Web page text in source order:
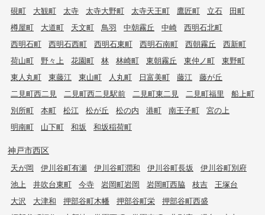
硯町
大観町 太寺 太寺大野町 太寺天王町 鷹匠町 立石
田町
樽屋町
大道町 天文町 鳥羽 中朝霧丘 中崎
西明石北町
西明石町
西明石西町 西明石東町 西明石南町 西朝霧丘
西新町
荷山町
野々上 花園町 林 林崎町 東朝霧丘 東仲ノ町
東野町
東人丸町
東藤江 東山町 人丸町 日富美町 藤江
藤が丘
二見町西二見
二見町西二見駅前 二見町東二見 二見町福里
船上町
別所町
本町 松江 松が丘 松の内 港町 南王子町
宮の上
明南町
山下町 和坂 和坂稲荷町
神戸市西区
天が岡 伊川谷町有瀬 伊川谷町潤和 伊川谷町長坂
伊川谷町別府
池上
井吹台東町 今寺 岩岡町岩岡 岩岡町西脇 枝吉
王塚台
大沢
大津和 押部谷町木幡 押部谷町栄
押部谷町西盛